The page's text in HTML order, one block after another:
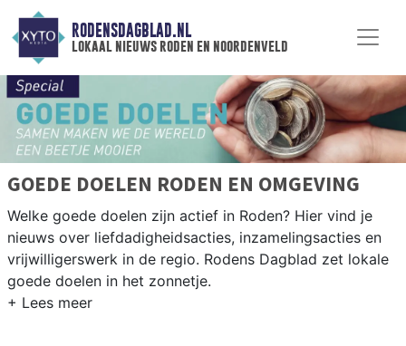
RODENSDAGBLAD.NL
lokaal nieuws roden en noordenveld
GOEDE DOELEN RODEN EN OMGEVING
Welke goede doelen zijn actief in Roden? Hier vind je
nieuws over liefdadigheidsacties, inzamelingsacties en
vrijwilligerswerk in de regio. Rodens Dagblad zet lokale
goede doelen in het zonnetje.